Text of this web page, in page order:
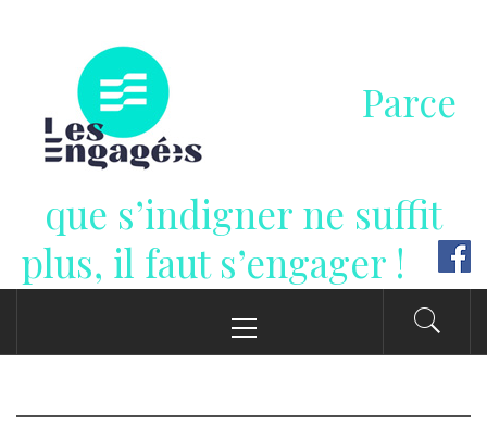
contenu
Parce
que s’indigner ne suffit
plus, il faut s’engager !
principal